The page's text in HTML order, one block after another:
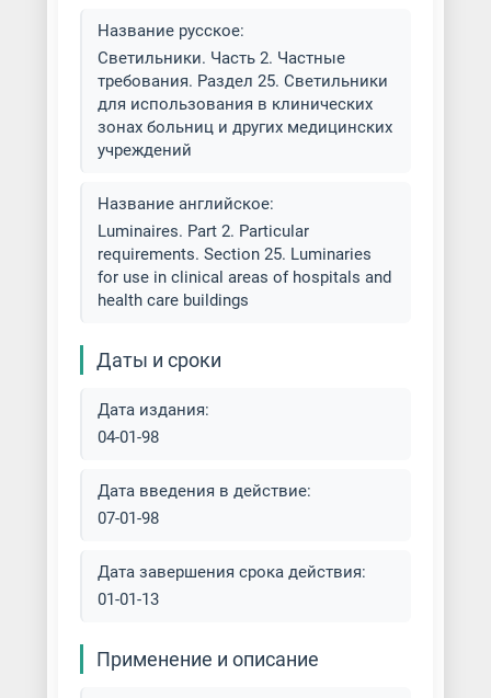
Название русское:
Светильники. Часть 2. Частные
требования. Раздел 25. Светильники
для использования в клинических
зонах больниц и других медицинских
учреждений
Название английское:
Luminaires. Part 2. Particular
requirements. Section 25. Luminaries
for use in clinical areas of hospitals and
health care buildings
Даты и сроки
Дата издания:
04-01-98
Дата введения в действие:
07-01-98
Дата завершения срока действия:
01-01-13
Применение и описание